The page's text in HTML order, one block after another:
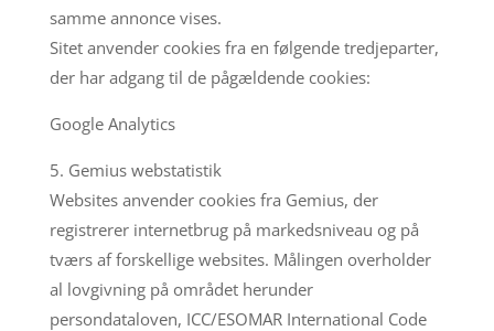
samme annonce vises.
Sitet anvender cookies fra en følgende tredjeparter,
der har adgang til de pågældende cookies:
Google Analytics
5. Gemius webstatistik
Websites anvender cookies fra Gemius, der
registrerer internetbrug på markedsniveau og på
tværs af forskellige websites. Målingen overholder
al lovgivning på området herunder
persondataloven, ICC/ESOMAR International Code